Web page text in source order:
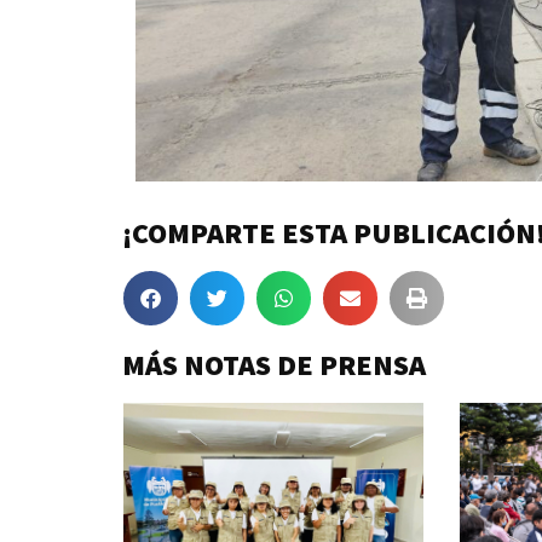
¡COMPARTE ESTA
MÁS NOTAS DE PRENSA